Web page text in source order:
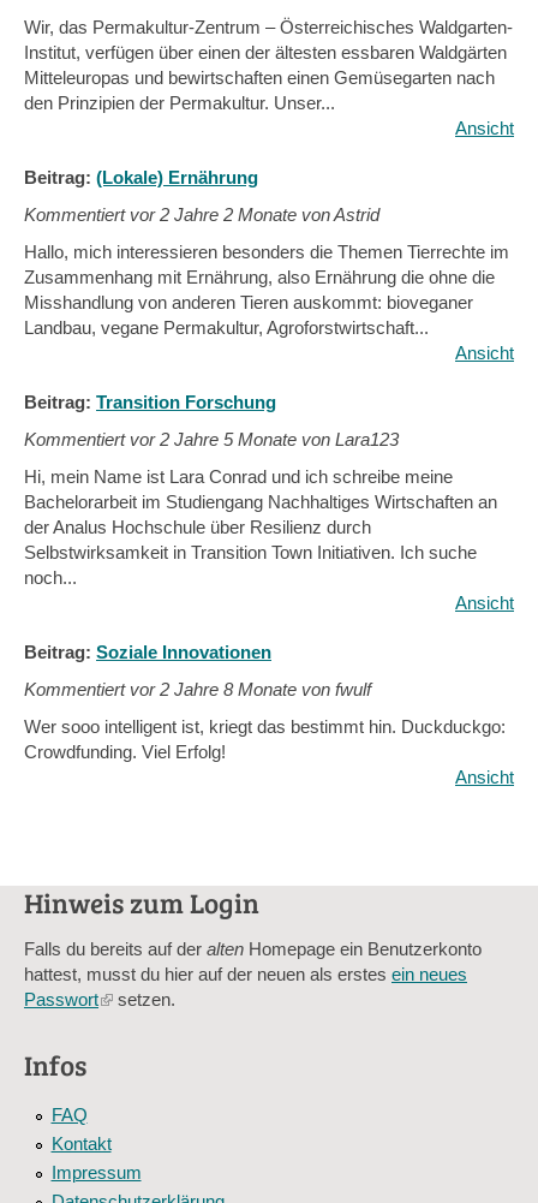
Wir, das Permakultur-Zentrum – Österreichisches Waldgarten-
Institut, verfügen über einen der ältesten essbaren Waldgärten
Mitteleuropas und bewirtschaften einen Gemüsegarten nach
den Prinzipien der Permakultur. Unser...
Ansicht
Beitrag: (Lokale) Ernährung
Kommentiert vor2 Jahre 2 Monate von Astrid
Hallo, mich interessieren besonders die Themen Tierrechte im
Zusammenhang mit Ernährung, also Ernährung die ohne die
Misshandlung von anderen Tieren auskommt: bioveganer
Landbau, vegane Permakultur, Agroforstwirtschaft...
Ansicht
Beitrag: Transition Forschung
Kommentiert vor2 Jahre 5 Monate von Lara123
Hi, mein Name ist Lara Conrad und ich schreibe meine
Bachelorarbeit im Studiengang Nachhaltiges Wirtschaften an
der Analus Hochschule über Resilienz durch
Selbstwirksamkeit in Transition Town Initiativen. Ich suche
noch...
Ansicht
Beitrag: Soziale Innovationen
Kommentiert vor2 Jahre 8 Monate von fwulf
Wer sooo intelligent ist, kriegt das bestimmt hin. Duckduckgo:
Crowdfunding. Viel Erfolg!
Ansicht
Hinweis zum Login
Falls du bereits auf der alten Homepage ein Benutzerkonto
hattest, musst du hier auf der neuen als erstes ein neues
Passwort(linksetzen.
Infos
FAQ
Kontakt
Impressum